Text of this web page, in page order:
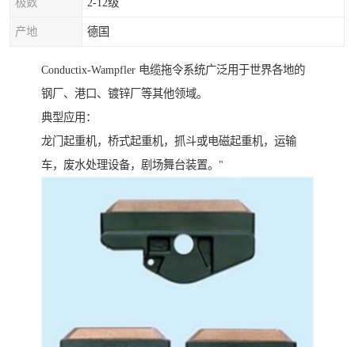
产地 德国
Conductix-Wampfler 电缆拖令系统广泛用于世界各地的
钢厂、港口、镀锌厂等其他领域。
典型应用：
龙门起重机，桥式起重机，抓斗或电磁起重机，运输
车，废水处理设备，剧场舞台装置。"